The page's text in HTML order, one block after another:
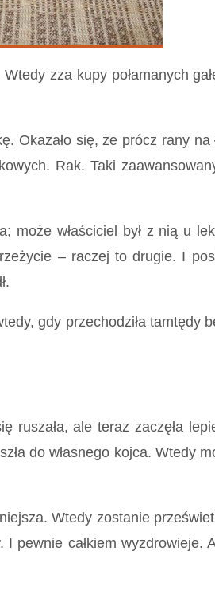
zza kupy połamanych
się, że prócz rany na
Rak. Taki
właściciel był z nią u
– raczej to drugie. I
gdy przechodziła tamtędy
ale teraz zaczęła
do własnego kojca. Wtedy
Wtedy zostanie
pewnie całkiem